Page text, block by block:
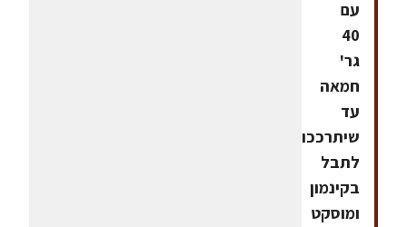
עם
40
גר'
חמאה
עד
שיתרככו
לתבל
בקינמון
ומוסקט